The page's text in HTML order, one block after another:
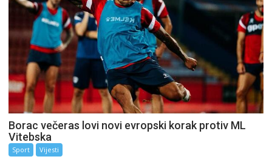
Borac večeras lovi novi evropski korak protiv ML
Vitebska
Sport Vijesti